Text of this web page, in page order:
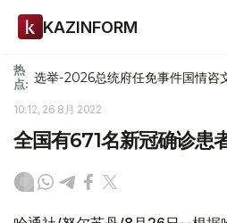
KAZINFORM
热
点: 选举-2026总统府任免事件国情咨
10:12, 26 8月 2022
全国有671名新冠确诊患